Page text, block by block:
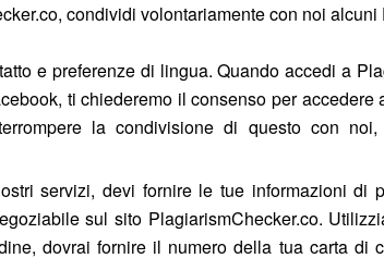
condividi volontariamente con noi
e preferenze di lingua. Quando accedi a
ti chiederemo il consenso per
la condivisione di questo con
servizi, devi fornire le tue informazioni di
sul sito PlagiarismChecker.co.
dovrai fornire il numero della tua carta di